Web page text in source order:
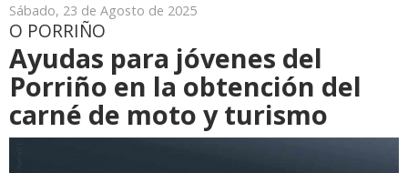
Sábado, 23 de Agosto de 2025
O PORRIÑO
Ayudas para jóvenes del
Porriño en la obtención del
carné de moto y turismo